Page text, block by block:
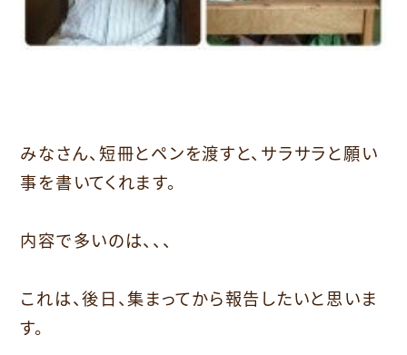
みなさん、短冊とペンを渡すと、サラサラと願い
事を書いてくれます。
内容で多いのは、、、
これは、後日、集まってから報告したいと思いま
す。